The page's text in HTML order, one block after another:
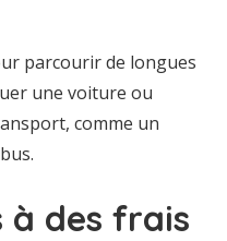
parcourir de longues
une voiture ou
comme un
à des frais